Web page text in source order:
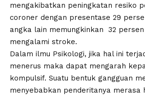
mengakibatkan peningkatan resiko
coroner dengan presentase 29
angka lain memungkinkan 32
mengalami stroke.
Dalam ilmu Psikologi, jika hal ini
menerus maka dapat mengarah
kompulsif. Suatu bentuk gangguan
menyebabkan penderitanya merasa